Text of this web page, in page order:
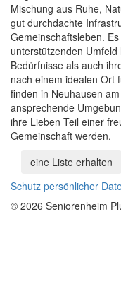
Mischung aus Ruhe,
gut durchdachte
Gemeinschaftsleben.
unterstützenden
Bedürfnisse als auch
nach einem idealen Ort
finden in Neuhausen
ansprechende
ihre Lieben Teil einer
Gemeinschaft werden.
eine Liste erhalten
Schutz persönlicher
© 2026 Seniorenheim